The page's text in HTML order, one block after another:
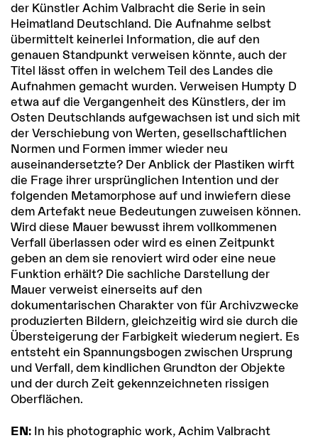
der Künstler Achim Valbracht die Serie in sein
Heimatland Deutschland. Die Aufnahme selbst
übermittelt keinerlei Information, die auf den
genauen Standpunkt verweisen könnte, auch der
Titel lässt offen in welchem Teil des Landes die
Aufnahmen gemacht wurden. Verweisen Humpty D
etwa auf die Vergangenheit des Künstlers, der im
Osten Deutschlands aufgewachsen ist und sich mit
der Verschiebung von Werten, gesellschaftlichen
Normen und Formen immer wieder neu
auseinandersetzte? Der Anblick der Plastiken wirft
die Frage ihrer ursprünglichen Intention und der
folgenden Metamorphose auf und inwiefern diese
dem Artefakt neue Bedeutungen zuweisen können.
Wird diese Mauer bewusst ihrem vollkommenen
Verfall überlassen oder wird es einen Zeitpunkt
geben an dem sie renoviert wird oder eine neue
Funktion erhält? Die sachliche Darstellung der
Mauer verweist einerseits auf den
dokumentarischen Charakter von für Archivzwecke
produzierten Bildern, gleichzeitig wird sie durch die
Übersteigerung der Farbigkeit wiederum negiert. Es
entsteht ein Spannungsbogen zwischen Ursprung
und Verfall, dem kindlichen Grundton der Objekte
und der durch Zeit gekennzeichneten rissigen
Oberflächen.
EN: In his photographic work, Achim Valbracht